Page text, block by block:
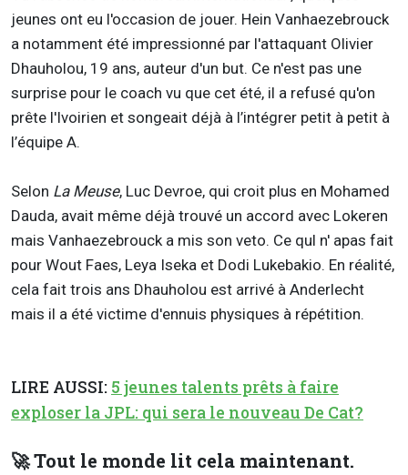
jeunes ont eu l'occasion de jouer. Hein Vanhaezebrouck
a notamment été impressionné par l'attaquant Olivier
Dhauholou, 19 ans, auteur d'un but. Ce n'est pas une
surprise pour le coach vu que cet été, il a refusé qu'on
prête l'Ivoirien et songeait déjà à l’intégrer petit à petit à
l’équipe A.
Selon La Meuse, Luc Devroe, qui croit plus en Mohamed
Dauda, avait même déjà trouvé un accord avec Lokeren
mais Vanhaezebrouck a mis son veto. Ce qul n' apas fait
pour Wout Faes, Leya Iseka et Dodi Lukebakio. En réalité,
cela fait trois ans Dhauholou est arrivé à Anderlecht
mais il a été victime d'ennuis physiques à répétition.
LIRE AUSSI: 5 jeunes talents prêts à faire
exploser la JPL: qui sera le nouveau De Cat?
🚀 Tout le monde lit cela maintenant.